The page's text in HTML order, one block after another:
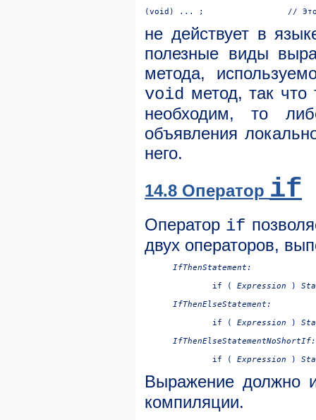
не действует в
полезные виды
метода,
void метод, так
необходим, то
объявления
него.
14.8 Оператор if
Оператор if
двух операторов,
IfThenStatement:
if ( Expression )
IfThenElseStatement:
if ( Expression )
IfThenElseStatementNoShortIf:
if ( Expression )
Выражение должно
компиляции.